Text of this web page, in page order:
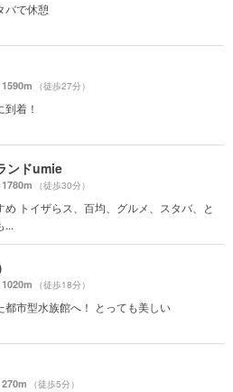
バで休憩
1590m （徒歩27分）
着！
ンドumie
1780m （徒歩30分）
め トイザらス、百均、グルメ、スタバ、と
...
1020m （徒歩18分）
都市型水族館へ！ とっても美しい
270m （徒歩5分）